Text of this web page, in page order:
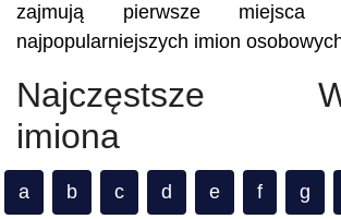
zajmują pierwsze miejsca
najpopularniejszych imion
Najczęstsze
imiona
a b c d e f g